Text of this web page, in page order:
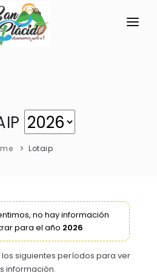
información pública
Lotaip
no hay información
para el año 2026
siguientes períodos para ver
información.